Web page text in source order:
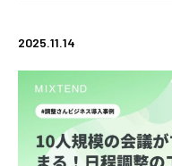
2025.11.14